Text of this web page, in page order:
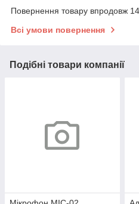
Повернення товару впродовж
Всі умови повернення
Подібні товари компанії